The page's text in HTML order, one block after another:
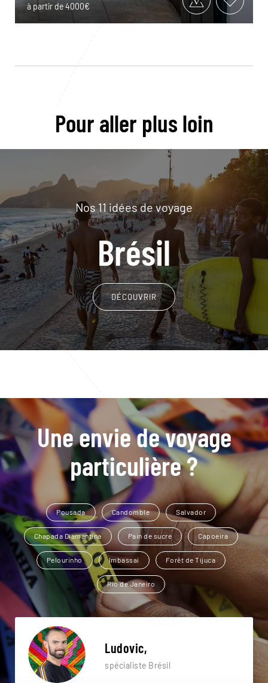
à partir de 4000€
Pour aller plus loin
Nos 11 idées de voyage
Brésil
DÉCOUVRIR
Une envie de voyage
particulière ?
Pousada Candomble Salvador
Chapada Diamantina Pain de sucre Capoeira
Pelourinho Imbassai Forêt de Tijuca
Rio de Janeiro
Ludovic,
spécialiste Brésil